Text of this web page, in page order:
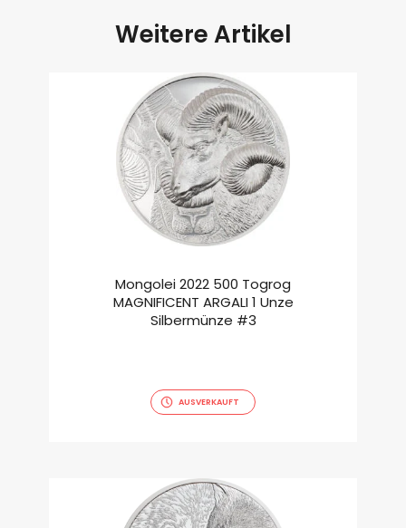
Weitere Artikel
Mongolei 2022 500 Togrog
MAGNIFICENT ARGALI 1 Unze
Silbermünze #3
AUSVERKAUFT